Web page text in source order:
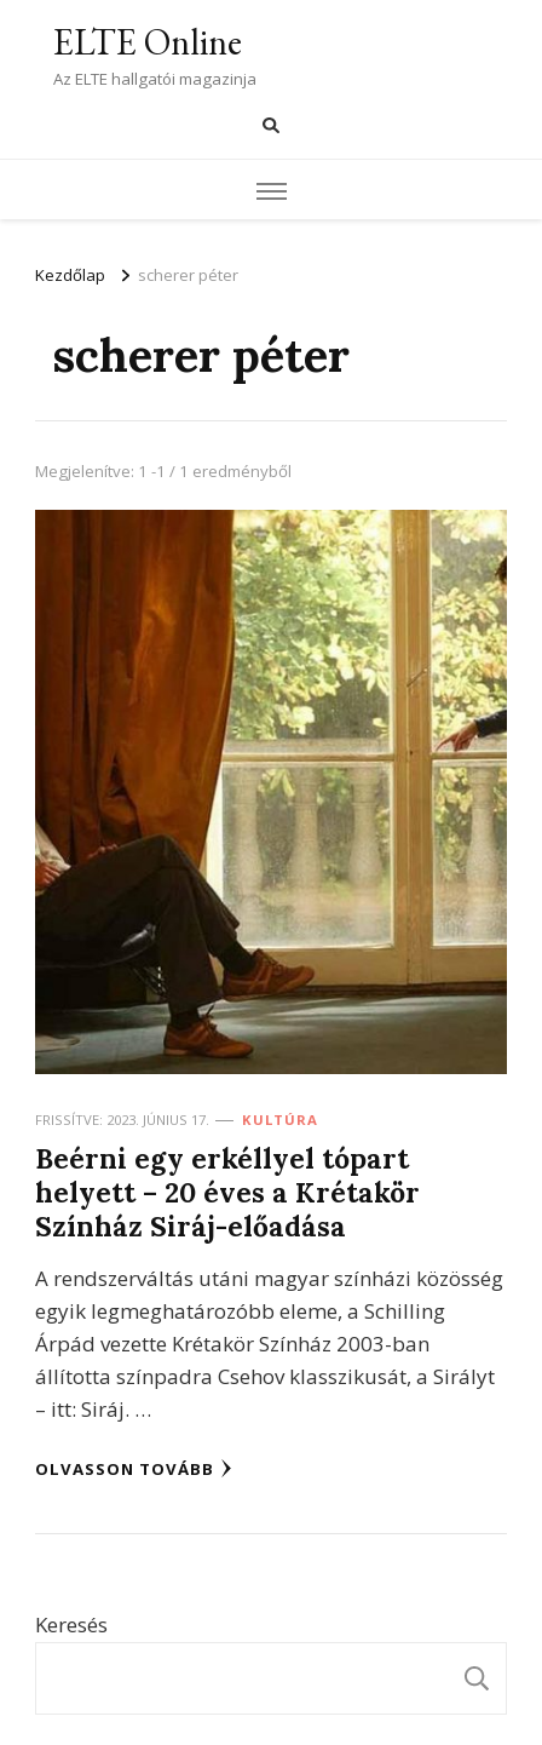
ELTE Online
Az ELTE hallgatói magazinja
Kezdőlap scherer péter
scherer péter
Megjelenítve: 1 -1 / 1 eredményből
FRISSÍTVE: 2023. JÚNIUS 17. KULTÚRA
Beérni egy erkéllyel tópart
helyett – 20 éves a Krétakör
Színház Siráj-előadása
A rendszerváltás utáni magyar színházi közösség
egyik legmeghatározóbb eleme, a Schilling
Árpád vezette Krétakör Színház 2003-ban
állította színpadra Csehov klasszikusát, a Sirályt
– itt: Siráj. …
OLVASSON TOVÁBB
Keresés